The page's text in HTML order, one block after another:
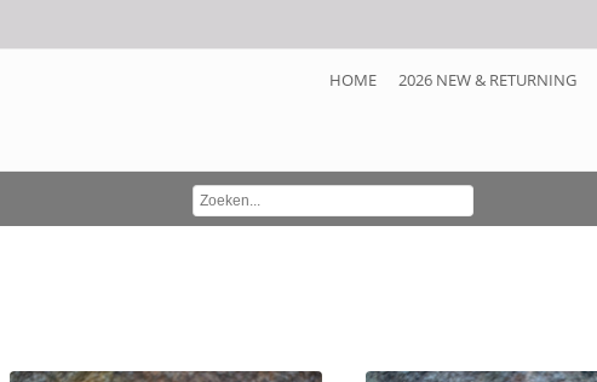
HOME 2026 NEW & RETURNING